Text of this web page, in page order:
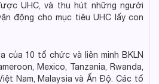
UHC, và thu hút những người
động cho mục tiêu UHC lấy con
của 10 tổ chức và liên minh BKLN
Mexico, Tanzania, Rwanda,
Nam, Malaysia và Ấn Độ. Các tổ